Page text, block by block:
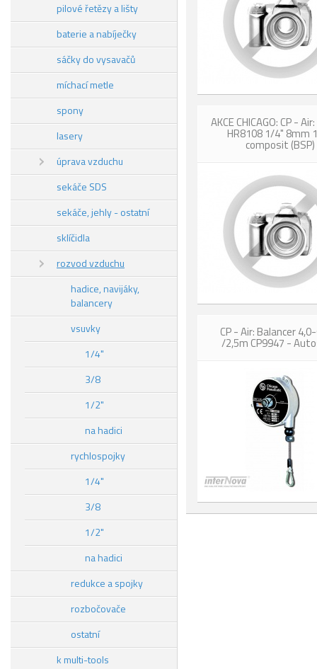
pilové řetězy a lišty
baterie a nabíječky
sáčky do vysavačů
míchací metle
spony
lasery
úprava vzduchu
sekáče SDS
sekáče, jehly - ostatní
sklíčidla
rozvod vzduchu
hadice, navijáky,
balancery
vsuvky
1/4"
3/8
1/2"
na hadici
rychlospojky
1/4"
3/8
1/2"
na hadici
redukce a spojky
rozbočovače
ostatní
k multi-tools
AKCE CHICAGO: CP -
HR8108 1/4" 8mm
composit (BSP)
CP - Air: Balancer
/2,5m CP9947 -